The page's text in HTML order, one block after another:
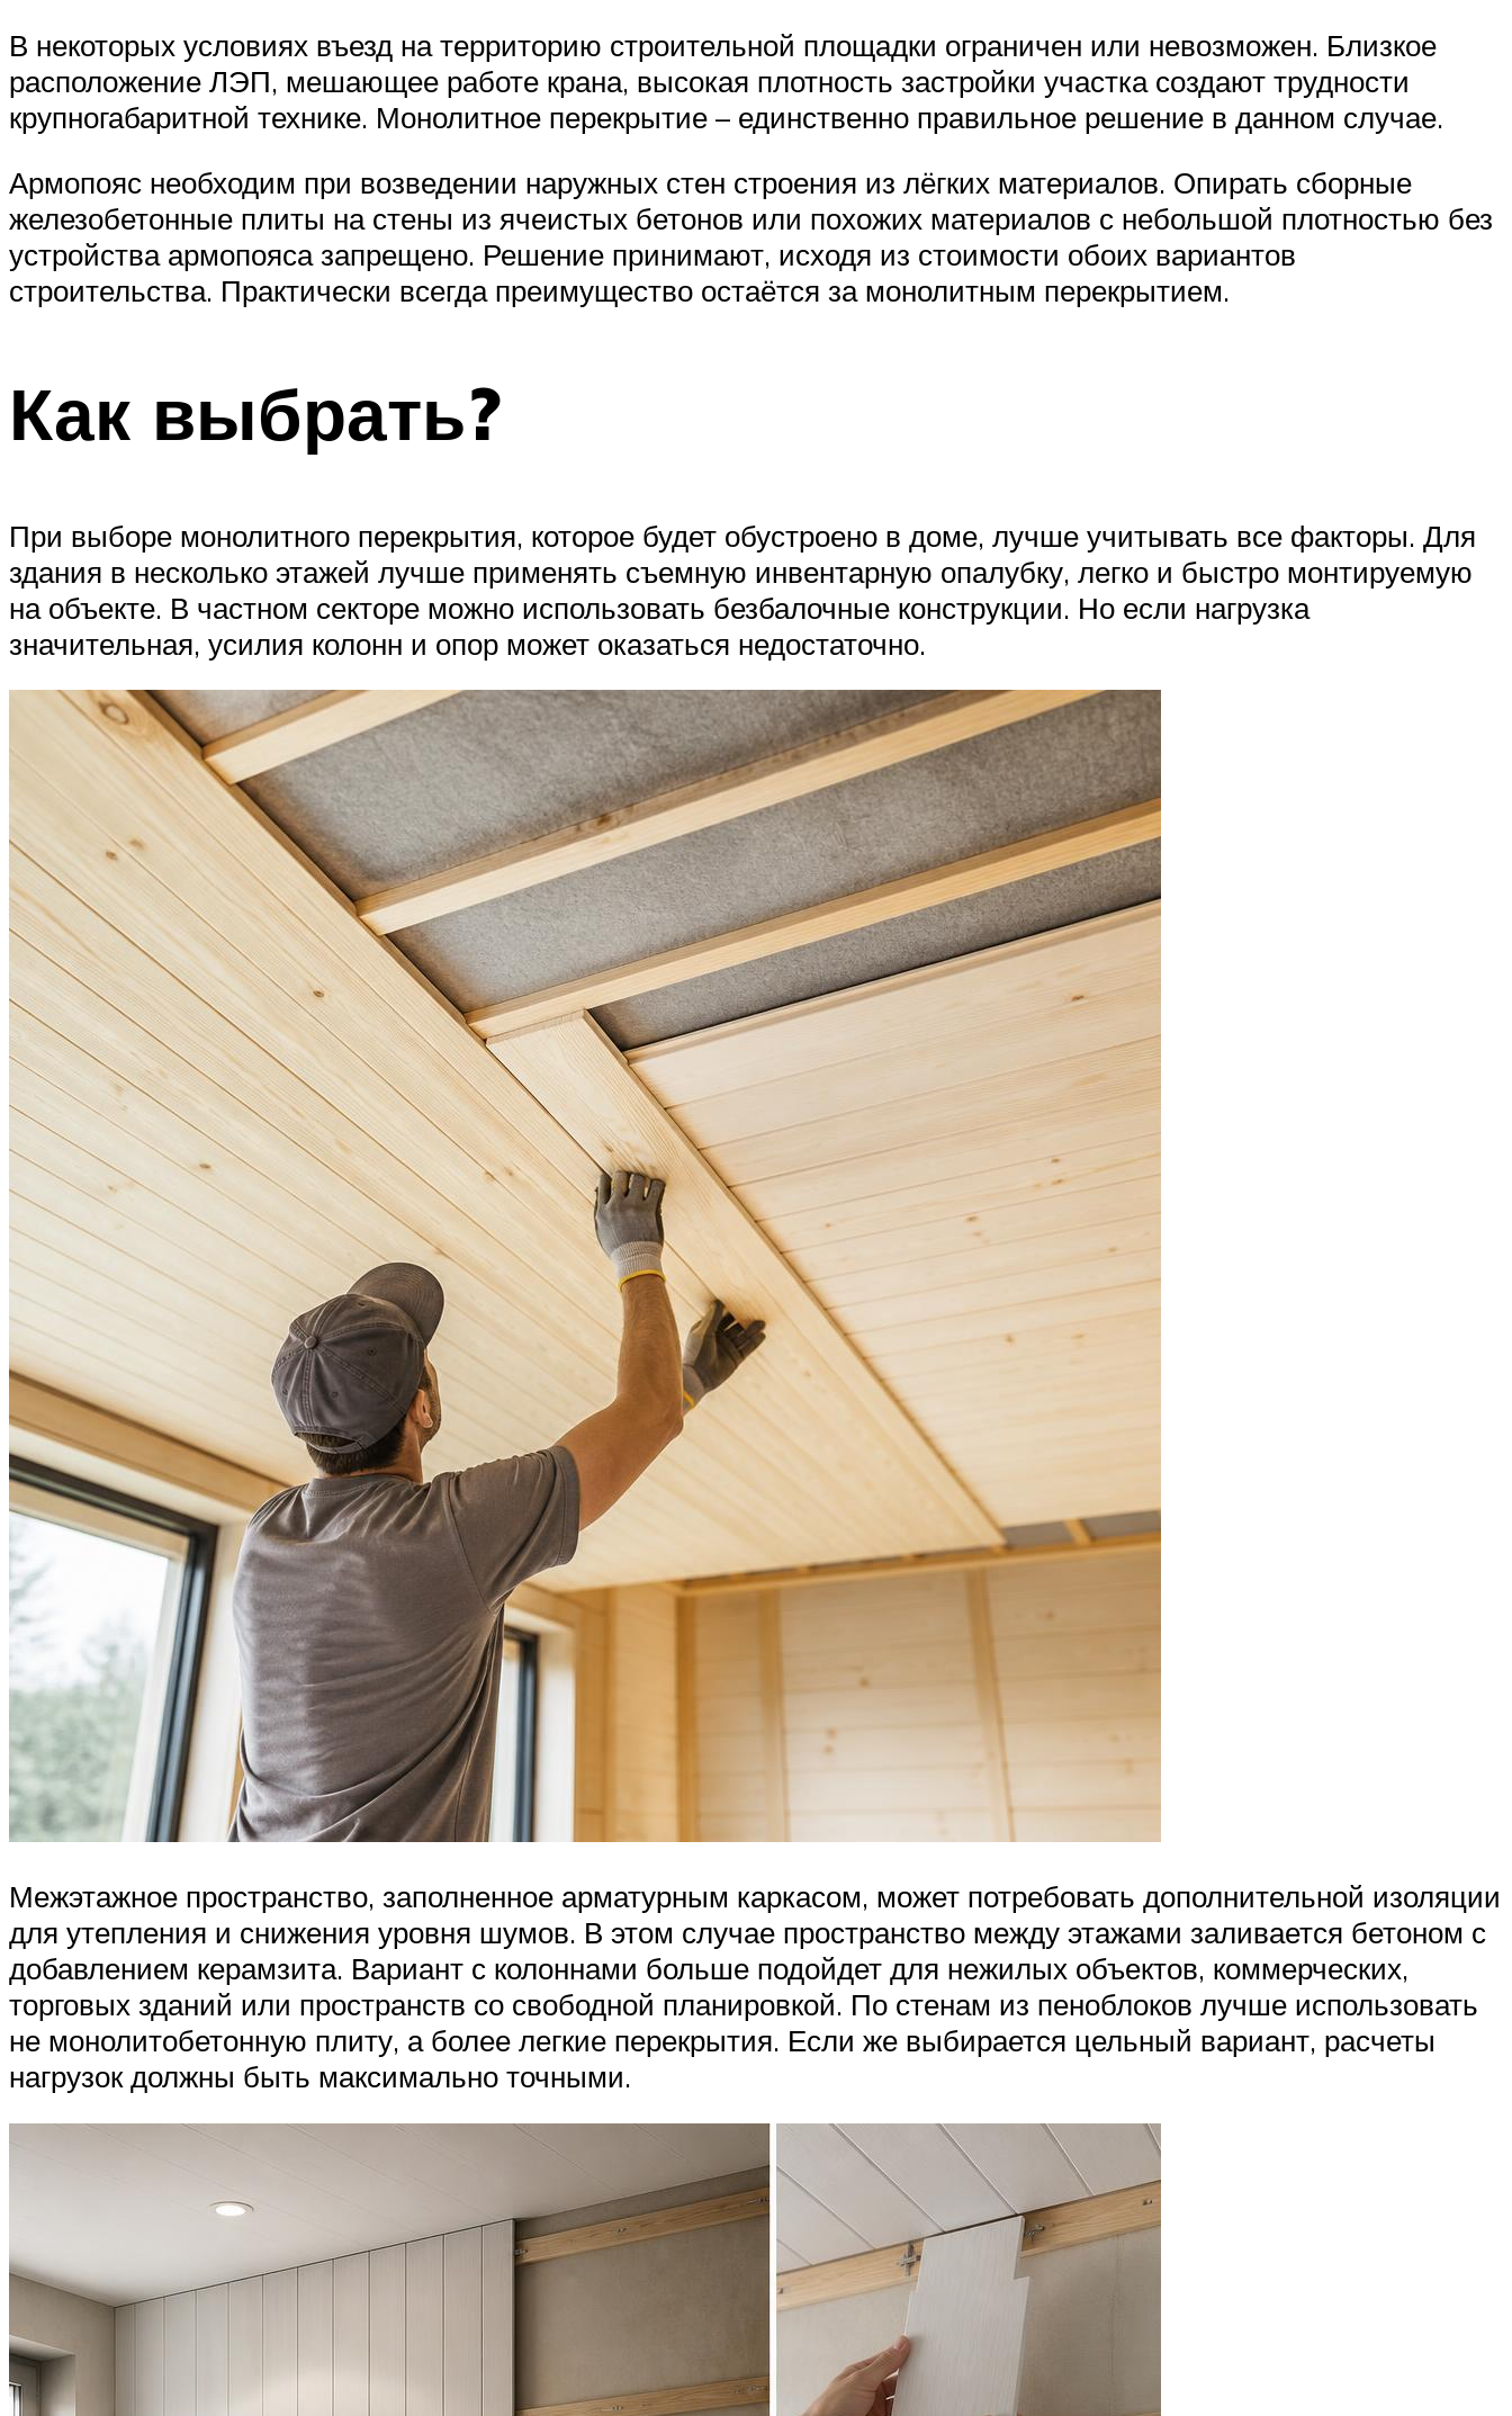
В некоторых условиях въезд на территорию строительной площадки ограничен или невозможен. Близкое
расположение ЛЭП, мешающее работе крана, высокая плотность застройки участка создают трудности
крупногабаритной технике. Монолитное перекрытие – единственно правильное решение в данном случае.
Армопояс необходим при возведении наружных стен строения из лёгких материалов. Опирать сборные
железобетонные плиты на стены из ячеистых бетонов или похожих материалов с небольшой плотностью без
устройства армопояса запрещено. Решение принимают, исходя из стоимости обоих вариантов
строительства. Практически всегда преимущество остаётся за монолитным перекрытием.
Как выбрать?
При выборе монолитного перекрытия, которое будет обустроено в доме, лучше учитывать все факторы. Для
здания в несколько этажей лучше применять съемную инвентарную опалубку, легко и быстро монтируемую
на объекте. В частном секторе можно использовать безбалочные конструкции. Но если нагрузка
значительная, усилия колонн и опор может оказаться недостаточно.
Межэтажное пространство, заполненное арматурным каркасом, может потребовать дополнительной изоляции
для утепления и снижения уровня шумов. В этом случае пространство между этажами заливается бетоном с
добавлением керамзита. Вариант с колоннами больше подойдет для нежилых объектов, коммерческих,
торговых зданий или пространств со свободной планировкой. По стенам из пеноблоков лучше использовать
не монолитобетонную плиту, а более легкие перекрытия. Если же выбирается цельный вариант, расчеты
нагрузок должны быть максимально точными.